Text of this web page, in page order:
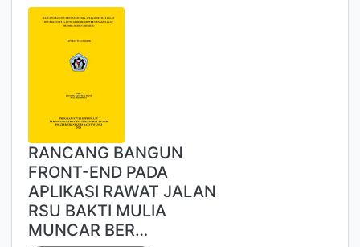
RANCANG BANGUN
FRONT-END PADA
APLIKASI RAWAT JALAN
RSU BAKTI MULIA
MUNCAR BER…